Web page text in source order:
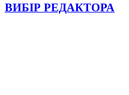
ВИБІР РЕДАКТОРА